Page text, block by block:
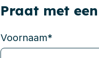
Praat met
Voornaam*